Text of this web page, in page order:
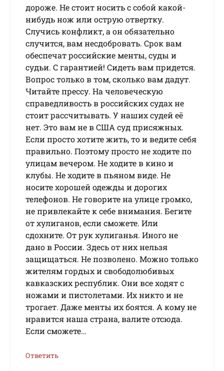
дороже. Не стоит носить с собой какой-
нибудь нож или острую отвертку.
Случись конфликт, а он обязательно
случится, вам несдобровать. Срок вам
обеспечат российские менты, суды и
судьи. С гарантией! Сидеть вам придется.
Вопрос только в том, сколько вам дадут.
Читайте прессу. На человеческую
справедливость в российских судах не
стоит рассчитывать. У наших судей её
нет. Это вам не в США суд присяжных.
Если просто хотите жить, то и ведите себя
правильно. Поэтому просто не ходите по
улицам вечером. Не ходите в кино и
клубы. Не ходите в пьяном виде. Не
носите хорошей одежды и дорогих
телефонов. Не говорите на улице громко,
не привлекайте к себе внимания. Бегите
от хулиганов, если сможете. Или
сдохните. От рук хулиганья. Иного не
дано в России. Здесь от них нельзя
защищаться. Не позволено. Можно только
жителям гордых и свободолюбивых
кавказских республик. Они все ходят с
ножами и пистолетами. Их никто и не
трогает. Даже менты их боятся. А кому не
нравится наша страна, валите отсюда.
Если сможете…
Ответить